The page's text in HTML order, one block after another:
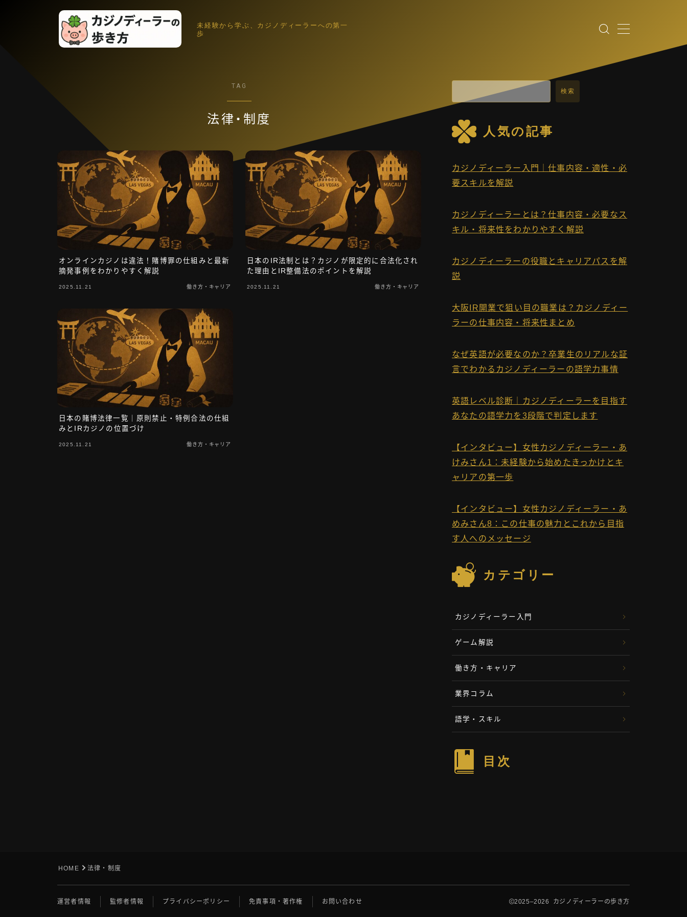
未経験から学ぶ、カジノディーラーへの第一
歩
各ゲーム・控除率・ルール入門
働き方・キャリア
業界コラム
語学・スキル 英語教材・接客英語・メンタル・ホスピタリティ
運営者情報
お問い合わせ
TAG
法律・制度
オンラインカジノは違法！賭博罪の仕組みと最新
摘発事例をわかりやすく解説
2025.11.21 働き方・キャリア
日本のIR法制とは？カジノが限定的に合法化され
た理由とIR整備法のポイントを解説
2025.11.21 働き方・キャリア
日本の賭博法律一覧｜原則禁止・特例合法の仕組
みとIRカジノの位置づけ
2025.11.21 働き方・キャリア
検索
人気の記事
カジノディーラー入門｜仕事内容・適性・必
要スキルを解説
カジノディーラーとは？仕事内容・必要なス
キル・将来性をわかりやすく解説
カジノディーラーの役職とキャリアパスを解
説
大阪IR開業で狙い目の職業は？カジノディー
ラーの仕事内容・将来性まとめ
なぜ英語が必要なのか？卒業生のリアルな証
言でわかるカジノディーラーの語学力事情
英語レベル診断｜カジノディーラーを目指す
あなたの語学力を3段階で判定します
【インタビュー】女性カジノディーラー・あ
けみさん1：未経験から始めたきっかけとキ
ャリアの第一歩
【インタビュー】女性カジノディーラー・あ
めみさん8：この仕事の魅力とこれから目指
す人へのメッセージ
カテゴリー
カジノディーラー入門
ゲーム解説
働き方・キャリア
業界コラム
語学・スキル
目次
HOME 法律・制度
運営者情報 監修者情報 プライバシーポリシー 免責事項・著作権 お問い合わせ 2025–2026 カジノディーラーの歩き方